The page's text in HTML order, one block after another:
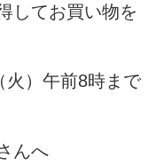
してお買い物を
火）午前8時まで
んへ